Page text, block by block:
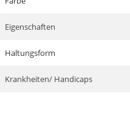
Eigenschaften
Haltungsform
Krankheiten/ Handicaps